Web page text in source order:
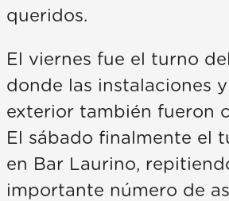
queridos.
El viernes fue el turno
donde las instalaciones
exterior también fueron
El sábado finalmente el
en Bar Laurino,
importante número de